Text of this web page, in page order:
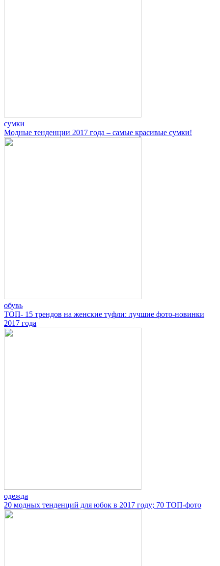
сумки
Модные тенденции 2017 года – самые красивые сумки!
обувь
ТОП- 15 трендов на женские туфли: лучшие фото-новинки
2017 года
одежда
20 модных тенденций для юбок в 2017 году; 70 ТОП-фото